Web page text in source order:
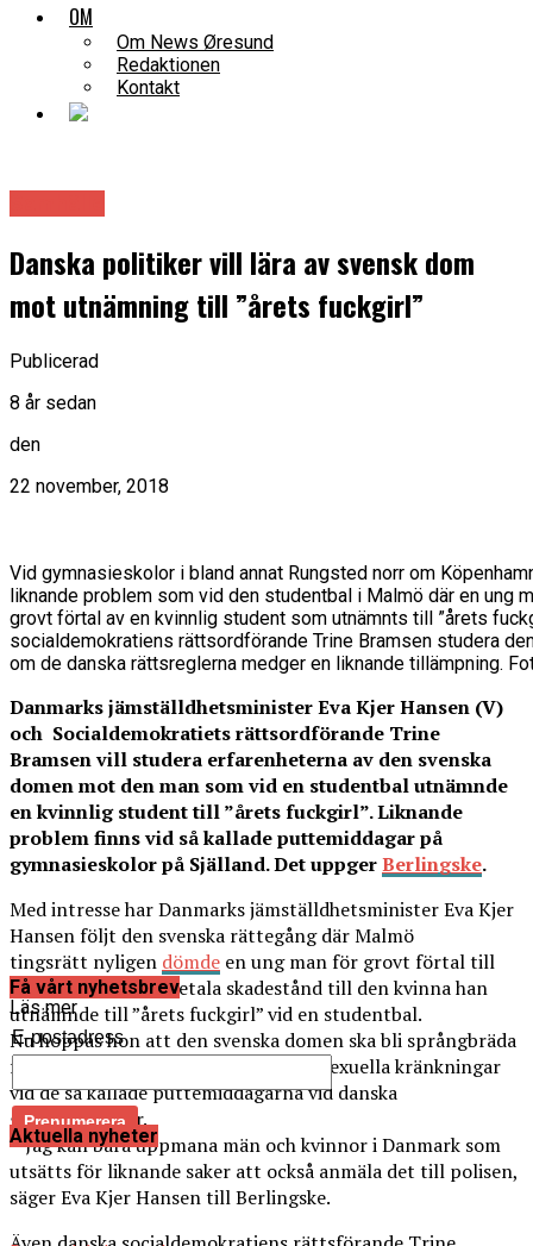
OM
Om News Øresund
Redaktionen
Kontakt
Danska politiker vill lära av svensk dom
mot utnämning till ”årets fuckgirl”
Publicerad
8 år sedan
den
22 november, 2018
Vid gymnasieskolor i bland annat Rungsted norr om
liknande problem som vid den studentbal i Malmö där en ung
grovt förtal av en kvinnlig student som utnämnts till ”årets
socialdemokratiens rättsordförande Trine Bramsen studera
om de danska rättsreglerna medger en liknande tillämpning.
Danmarks jämställdhetsminister Eva Kjer Hansen (V)
och Socialdemokratiets rättsordförande Trine
Bramsen vill studera erfarenheterna av den svenska
domen mot den man som vid en studentbal utnämnde
en kvinnlig student till ”årets fuckgirl”. Liknande
problem finns vid så kallade puttemiddagar på
gymnasieskolor på Själland. Det uppgerBerlingske.
Med intresse har Danmarks jämställdhetsminister Eva Kjer
Hansen följt den svenska rättegång där Malmö
tingsrätt nyligen dömde en ung man för grovt förtal till
dagsböter och att betala skadestånd till den kvinna han
utnämnde till ”årets fuckgirl” vid en studentbal.
Nu hoppas hon att den svenska domen ska bli språngbräda
för unga danskar att pröva fall med sexuella kränkningar
vid de så kallade puttemiddagarna vid danska
gymnasieskolor.
– Jag kan bara uppmana män och kvinnor i Danmark som
utsätts för liknande saker att också anmäla det till polisen,
säger Eva Kjer Hansen till Berlingske.
Läs mer
Få vårt nyhetsbrev
E-postadress
Aktuella nyheter